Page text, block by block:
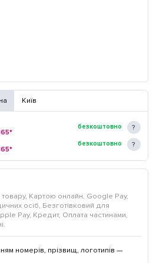
Київ
безкоштовно
безкоштовно
Картою онлайн, Google Pay,
осіб, Безготівковий для
Pay, Кредит, Оплата частинами,
номерів, прізвищ, логотипів —